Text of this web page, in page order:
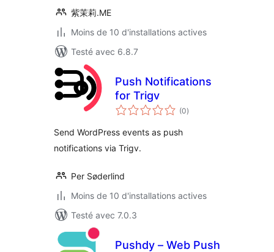
紫茉莉.ME
Moins de 10 d'installations actives
Testé avec 6.8.7
Push Notifications
for Trigv
(0notes
en
)
Send WordPress events as push
notifications via Trigv.
Per Søderlind
Moins de 10 d'installations actives
Testé avec 7.0.3
Pushdy – Web Push